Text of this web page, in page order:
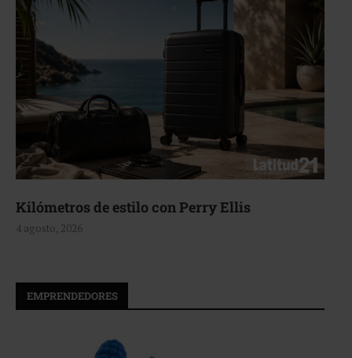
Aerie, texturas que fluyen
4 agosto, 2026
EMPRENDEDORES